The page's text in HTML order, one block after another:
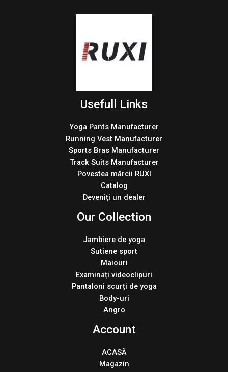
Usefull Links
Yoga Pants Manufacturer
Running Vest Manufacturer
Sports Bras Manufacturer
Track Suits Manufacturer
Povestea mărcii RUXI
Catalog
Deveniți un dealer
Our Collection
Jambiere de yoga
Sutiene sport
Maiouri
Examinați videoclipuri
Pantaloni scurți de yoga
Body-uri
Angro
Account
ACASĂ
Magazin